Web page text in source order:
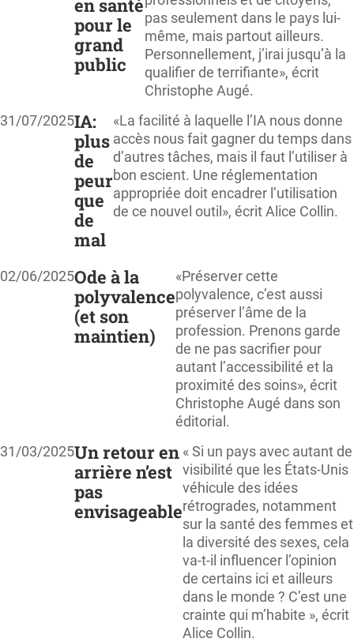
en santé
pour le
grand
public
pas seulement dans le pays lui-
même, mais partout ailleurs.
Personnellement, j’irai jusqu’à la
qualifier de terrifiante», écrit
Christophe Augé.
31/07/2025IA:
plus
de
peur
que
de
mal
«La facilité à laquelle l’IA nous donne
accès nous fait gagner du temps dans
d’autres tâches, mais il faut l’utiliser à
bon escient. Une réglementation
appropriée doit encadrer l’utilisation
de ce nouvel outil», écrit Alice Collin.
02/06/2025Ode à la
polyvalence
(et son
maintien)
«Préserver cette
polyvalence, c’est aussi
préserver l’âme de la
profession. Prenons garde
de ne pas sacrifier pour
autant l’accessibilité et la
proximité des soins», écrit
Christophe Augé dans son
éditorial.
31/03/2025Un retour en
arrière n’est
pas
envisageable
« Si un pays avec autant de
visibilité que les États-Unis
véhicule des idées
rétrogrades, notamment
sur la santé des femmes et
la diversité des sexes, cela
va-t-il influencer l’opinion
de certains ici et ailleurs
dans le monde ? C’est une
crainte qui m’habite », écrit
Alice Collin.